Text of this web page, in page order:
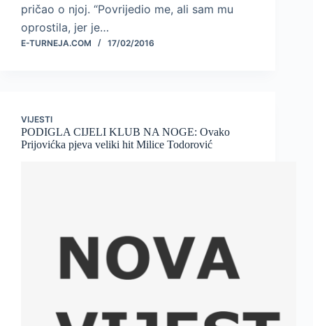
pričao o njoj. “Povrijedio me, ali sam mu
oprostila, jer je…
E-TURNEJA.COM 17/02/2016
VIJESTI
PODIGLA CIJELI KLUB NA NOGE: Ovako
Prijovićka pjeva veliki hit Milice Todorović